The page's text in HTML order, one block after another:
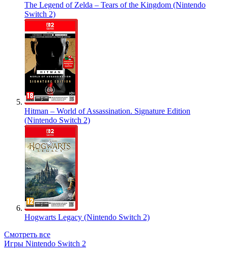
The Legend of Zelda – Tears of the Kingdom (Nintendo
Switch 2)
Hitman – World of Assassination. Signature Edition
(Nintendo Switch 2)
Hogwarts Legacy (Nintendo Switch 2)
Смотреть все
Игры Nintendo Switch 2